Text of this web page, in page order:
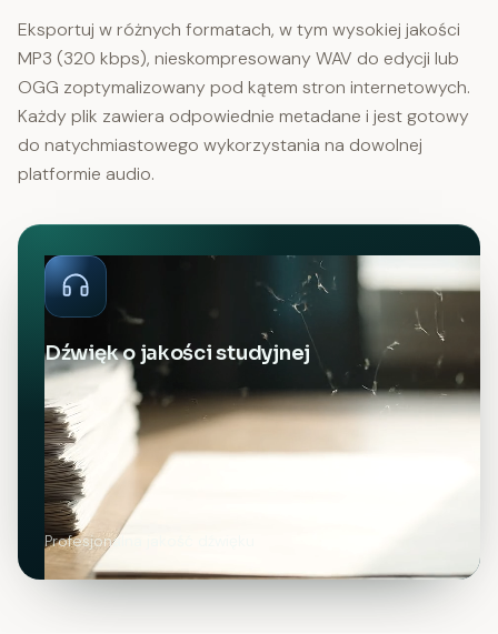
Eksportuj w różnych formatach, w tym wysokiej jakości
MP3 (320 kbps), nieskompresowany WAV do edycji lub
OGG zoptymalizowany pod kątem stron internetowych.
Każdy plik zawiera odpowiednie metadane i jest gotowy
do natychmiastowego wykorzystania na dowolnej
platformie audio.
Dźwięk o jakości studyjnej
Profesjonalna jakość dźwięku